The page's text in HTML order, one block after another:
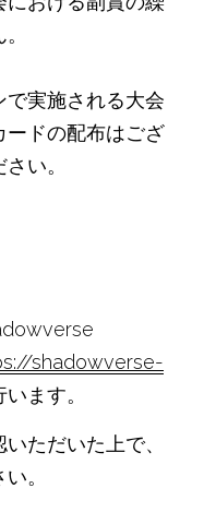
実施される大会
ードの配布はござ
い。
shadowverse-
ます。
ただいた上で、
。